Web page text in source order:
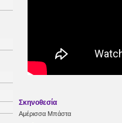
Σκηνοθεσία
Αμέρισσα Μπάστα